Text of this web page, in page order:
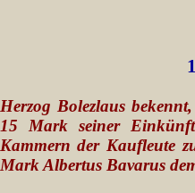
Herzog Bolezlaus
15 Mark seiner
Kammern der Kaufleute
Mark Albertus Bavarus